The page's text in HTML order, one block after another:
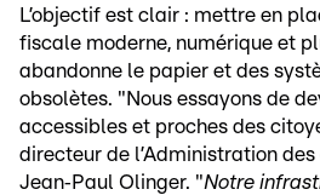
L’objectif est clair : mettre en
fiscale moderne, numérique et
abandonne le papier et des
obsolètes. "Nous essayons de
accessibles et proches des
directeur de l’Administration
Jean‑Paul Olinger. "Notre